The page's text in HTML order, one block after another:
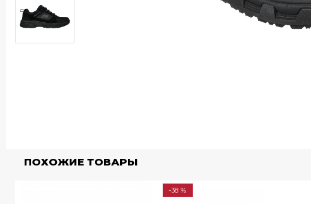
ПОХОЖИЕ ТОВАРЫ
-38 %